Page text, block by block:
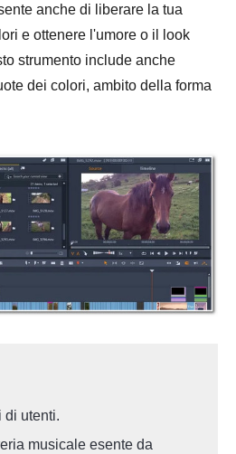
anche di liberare la tua
e ottenere l'umore o il look
strumento include anche
dei colori, ambito della forma
di utenti.
musicale esente da